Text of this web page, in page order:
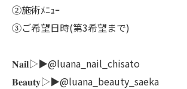
②施術ﾒﾆｭｰ
③ご希望日時(第3希望まで)
𝐍𝐚𝐢𝐥▷▶@luana_nail_chisato
𝐁𝐞𝐚𝐮𝐭𝐲▷▶@luana_beauty_saeka